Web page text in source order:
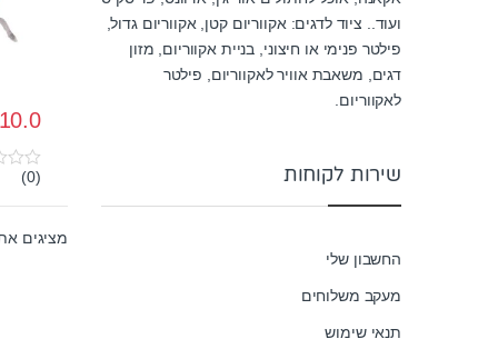
0
u
o
(0)
מציגים את כל ⁦18⁩
ועוד.. ציוד לדגים: אקווריום קטן, אקווריום גדול,
פילטר פנימי או חיצוני, בניית אקווריום, מזון
דגים, משאבת אוויר לאקווריום, פילטר
לאקווריום.
שירות לקוחות
החשבון שלי
מעקב משלוחים
תנאי שימוש